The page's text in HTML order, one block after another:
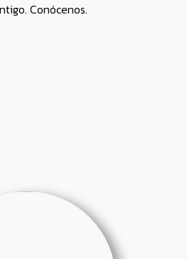
Conócenos.